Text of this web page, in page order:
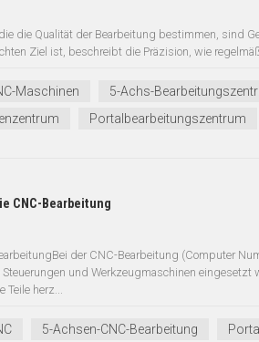
die Qualität der Bearbeitung bestimmen, sind
Ziel ist, beschreibt die Präzision, wie
Maschinen 5-Achs-
Portalbearbeitungszentrum
CNC-Bearbeitung
der CNC-Bearbeitung (Computer
und Werkzeugmaschinen
herz...
5-Achsen-CNC-Bearbeitung